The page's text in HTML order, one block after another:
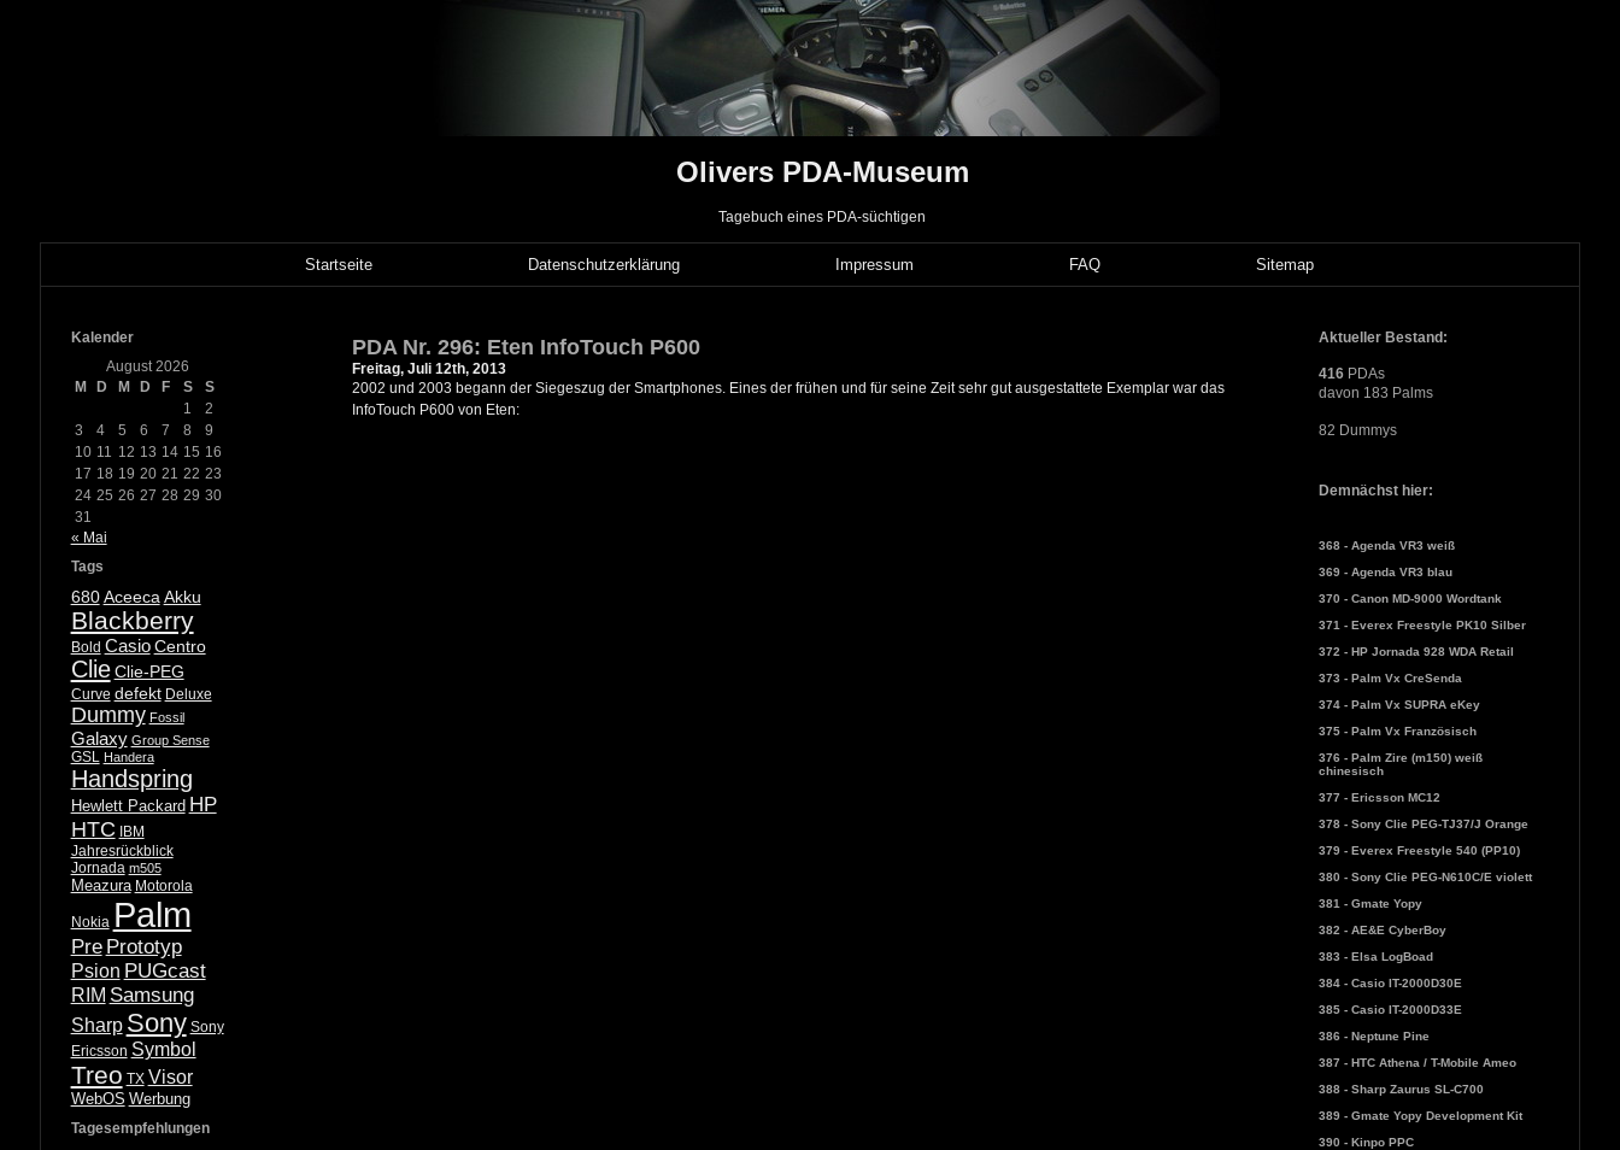
Olivers PDA-Museum
Tagebuch eines PDA-süchtigen
Startseite Datenschutzerklärung Impressum FAQ Sitemap
Kalender
August 2026
M
D M D F S
S
1
2
3
4 5 6 7 8
9
10 11 12 13 14 15 16
17 18 19 20 21 22 23
24 25 26 27 28 29 30
31
« Mai
Tags
680 Aceeca Akku
Blackberry
Bold Casio Centro
Clie Clie-PEG
Curve defekt Deluxe
Dummy Fossil
Galaxy Group Sense
GSL Handera
Handspring
Hewlett Packard HP
HTC
IBM
Jahresrückblick
Jornada m505
Meazura Motorola
Nokia Palm
Pre Prototyp
Psion PUGcast
RIM Samsung
Sharp Sony Sony
Ericsson Symbol
Treo TX Visor
WebOS Werbung
Tagesempfehlungen
Aktueller Bestand:
416PDAs
davon 183 Palms
82 Dummys
Demnächst hier:
368 - Agenda VR3 weiß
369 - Agenda VR3 blau
370 - Canon MD-9000 Wordtank
371 - Everex Freestyle PK10 Silber
372 - HP Jornada 928 WDA Retail
373 - Palm Vx CreSenda
374 - Palm Vx SUPRA eKey
375 - Palm Vx Französisch
376 - Palm Zire (m150) weiß
chinesisch
377 - Ericsson MC12
378 - Sony Clie PEG-TJ37/J Orange
379 - Everex Freestyle 540 (PP10)
380 - Sony Clie PEG-N610C/E violett
381 - Gmate Yopy
382 - AE&E CyberBoy
383 - Elsa LogBoad
384 - Casio IT-2000D30E
385 - Casio IT-2000D33E
386 - Neptune Pine
387 - HTC Athena / T-Mobile Ameo
388 - Sharp Zaurus SL-C700
389 - Gmate Yopy Development Kit
390 - Kinpo PPC
PDA Nr. 296: Eten InfoTouch P600
Freitag, Juli 12th, 2013
2002 und 2003 begann der Siegeszug der Smartphones. Eines der frühen und für seine Zeit sehr gut ausgestattete Exemplar war das
InfoTouch P600 von Eten: